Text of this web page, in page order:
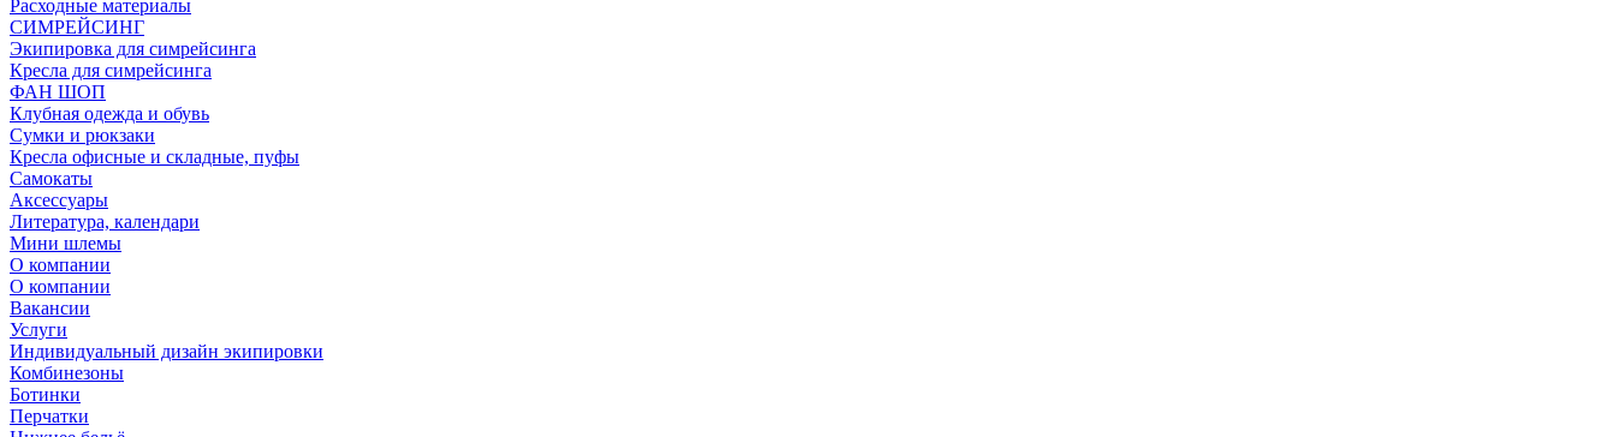
Расходные материалы
СИМРЕЙСИНГ
Экипировка для симрейсинга
Кресла для симрейсинга
ФАН ШОП
Клубная одежда и обувь
Сумки и рюкзаки
Кресла офисные и складные, пуфы
Самокаты
Аксессуары
Литература, календари
Мини шлемы
О компании
О компании
Вакансии
Услуги
Индивидуальный дизайн экипировки
Комбинезоны
Ботинки
Перчатки